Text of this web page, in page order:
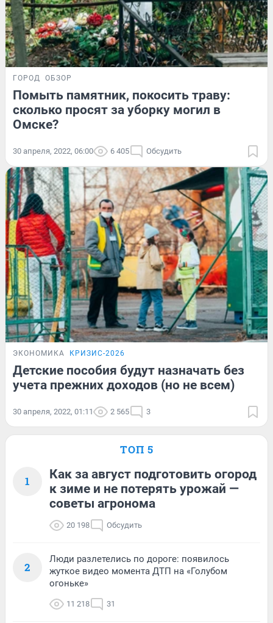
ГОРОД ОБЗОР
Помыть памятник, покосить траву:
сколько просят за уборку могил в
Омске?
30 апреля, 2022, 06:00 6 405 Обсудить
ЭКОНОМИКА КРИЗИС-2026
Детские пособия будут назначать без
учета прежних доходов (но не всем)
30 апреля, 2022, 01:11 2 565 3
ТОП 5
1
Как за август подготовить огород
к зиме и не потерять урожай —
советы агронома
20 198 Обсудить
2
Люди разлетелись по дороге: появилось
жуткое видео момента ДТП на «Голубом
огоньке»
11 218 31